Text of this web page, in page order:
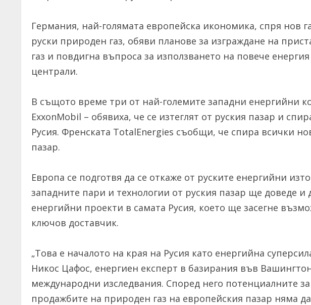
Германия, най-голямата европейска икономика, спря нов
руски природен газ, обяви планове за изграждане на
газ и повдигна въпроса за използването на повече
централи.
В същото време три от най-големите западни енергийни
ExxonMobil – обявиха, че се изтеглят от руския пазар и
Русия. Френската TotalEnergies съобщи, че спира всички
пазар.
Европа се подготвя да се откаже от руските енергийни
западните пари и технологии от руския пазар ще доведе
енергийни проекти в самата Русия, което ще засегне
ключов доставчик.
„Това е началото на края на Русия като енергийна
Никос Цафос, енергиен експерт в базирания във
международни изследвания. Според него потенциалните
продажбите на природен газ на европейския пазар няма